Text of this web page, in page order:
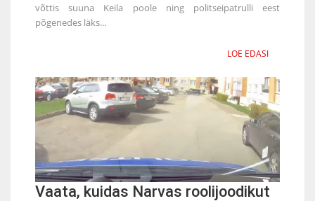
võttis suuna Keila poole ning politseipatrulli eest
põgenedes läks...
LOE EDASI
Vaata, kuidas Narvas roolijoodikut